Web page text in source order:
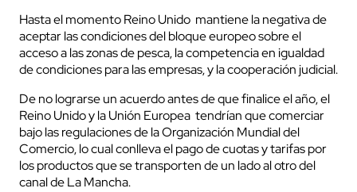
Hasta el momento Reino Unido mantiene la negativa de
aceptar las condiciones del bloque europeo sobre el
acceso a las zonas de pesca, la competencia en igualdad
de condiciones para las empresas, y la cooperación judicial.
De no lograrse un acuerdo antes de que finalice el año, el
Reino Unido y la Unión Europea tendrían que comerciar
bajo las regulaciones de la Organización Mundial del
Comercio, lo cual conlleva el pago de cuotas y tarifas por
los productos que se transporten de un lado al otro del
canal de La Mancha.